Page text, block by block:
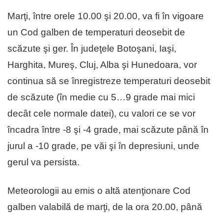
Marţi, între orele 10.00 şi 20.00, va fi în vigoare
un Cod galben de temperaturi deosebit de
scăzute şi ger. În judeţele Botoşani, Iaşi,
Harghita, Mureş, Cluj, Alba şi Hunedoara, vor
continua să se înregistreze temperaturi deosebit
de scăzute (în medie cu 5…9 grade mai mici
decât cele normale datei), cu valori ce se vor
încadra între -8 şi -4 grade, mai scăzute până în
jurul a -10 grade, pe văi şi în depresiuni, unde
gerul va persista.
Meteorologii au emis o altă atenţionare Cod
galben valabilă de marţi, de la ora 20.00, până